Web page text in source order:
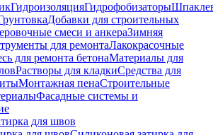
ГидроизоляцияГидрофобизаторы
Добавки для строительных
смеси и анкераЗимняя
для ремонтаЛакокрасочные
для ремонта бетонаМатериалы для
Растворы для кладкиСредства для
Монтажная пенаСтроительные
Фасадные системы и
для швов